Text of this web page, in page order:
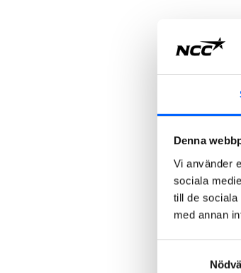
Denna
Vi använder
sociala
till de
med annan